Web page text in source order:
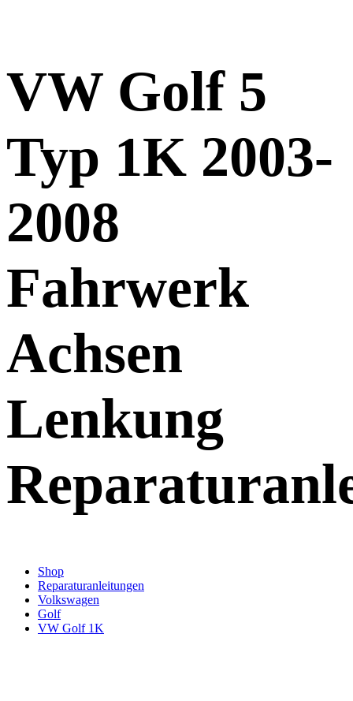
VW Golf 5
Typ 1K 2003-
2008
Fahrwerk
Achsen
Lenkung
Shop
Reparaturanleitungen
Volkswagen
Golf
VW Golf 1K